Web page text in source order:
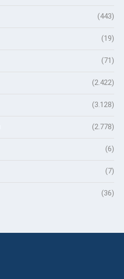
(443)
(19)
(71)
(2.422)
(3.128)
(2.778)
(6)
(7)
(36)